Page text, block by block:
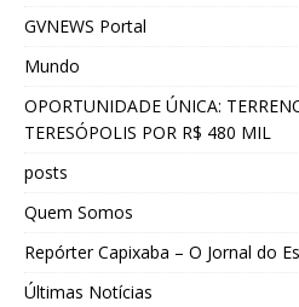
GVNEWS Portal
Mundo
OPORTUNIDADE ÚNICA:
TERESÓPOLIS POR R$ 480 MIL
posts
Quem Somos
Repórter Capixaba – O Jornal do
Últimas Notícias